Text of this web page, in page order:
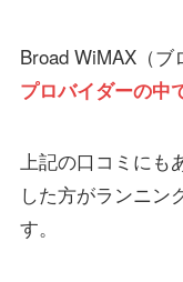
Broad WiMAX（ブ
プロバイダーの中
上記の口コミに
した方がランニン
す。